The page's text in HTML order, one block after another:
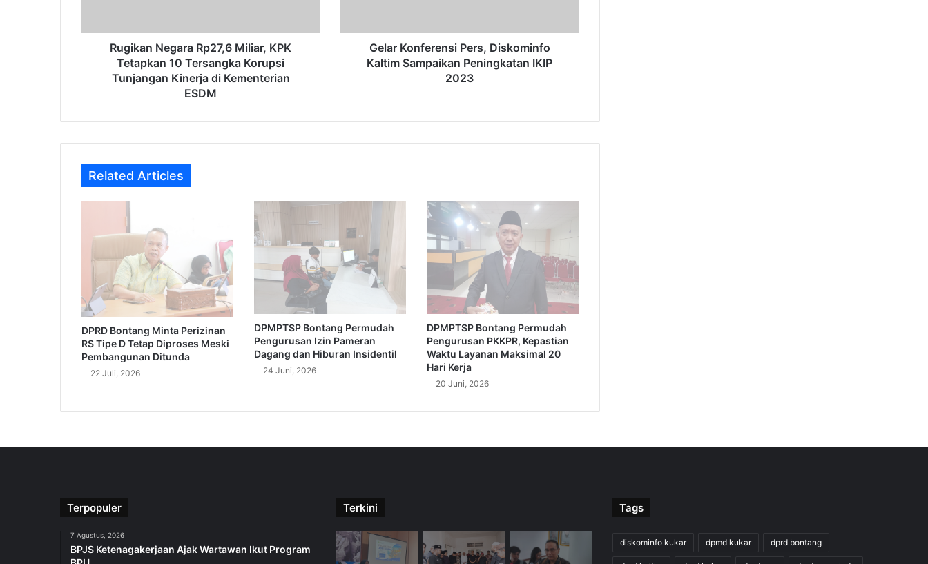
Korupsi
TunjanganRugikan Negara Rp27,6 Miliar, KPK
Tetapkan 10 Tersangka Korupsi
Tunjangan Kinerja di Kementerian
ESDM
2023
Gelar Konferensi Pers, Diskominfo
Kaltim Sampaikan Peningkatan IKIP
2023
Related Articles
DPRD Bontang Minta Perizinan
RS Tipe D Tetap Diproses Meski
Pembangunan Ditunda
22 Juli, 2026
DPMPTSP Bontang Permudah
Pengurusan Izin Pameran
Dagang dan Hiburan Insidentil
24 Juni, 2026
DPMPTSP Bontang Permudah
Pengurusan PKKPR, Kepastian
Waktu Layanan Maksimal 20
Hari Kerja
20 Juni, 2026
Terpopuler
7 Agustus, 2026
BPJS Ketenagakerjaan Ajak Wartawan Ikut Program
Terkini Tags
diskominfo kukar dpmd kukar dprd bontang